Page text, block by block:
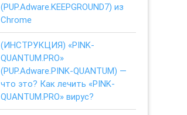
(PUP.Adware.KEEPGROUND7) из
Chrome
(ИНСТРУКЦИЯ) «PINK-
QUANTUM.PRO»
(PUP.Adware.PINK-QUANTUM) —
что это? Как лечить «PINK-
QUANTUM.PRO» вирус?